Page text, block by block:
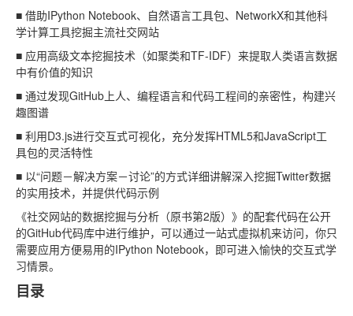
■ 借助IPython Notebook、自然语言工具包、NetworkX和其他科
学计算工具挖掘主流社交网站
■ 应用高级文本挖掘技术（如聚类和TF-IDF）来提取人类语言数据
中有价值的知识
■ 通过发现GitHub上人、编程语言和代码工程间的亲密性，构建兴
趣图谱
■ 利用D3.js进行交互式可视化，充分发挥HTML5和JavaScript工
具包的灵活特性
■ 以“问题－解决方案－讨论”的方式详细讲解深入挖掘Twitter数据
的实用技术，并提供代码示例
《社交网站的数据挖掘与分析（原书第2版）》的配套代码在公开
的GitHub代码库中进行维护，可以通过一站式虚拟机来访问，你只
需要应用方便易用的IPython Notebook，即可进入愉快的交互式学
习情景。
目录